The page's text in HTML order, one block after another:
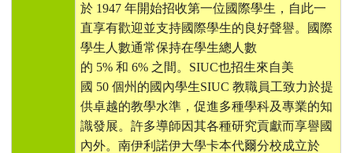
於 1947年開始招收第一位國際學生，自此一
直享有歡迎並支持國際學生的良好聲譽。國際
學生人數通常保持在學生總人數
的 5%和 6% 之間。 SIUC也招生來自美
國 50個州的國內學生SIUC教職員工致力於提
供卓越的教學水準，促進多種學科及專業的知
識發展。許多導師因其各種研究貢獻而享譽國
內外。南伊利諾伊大學卡本代爾分校成立於